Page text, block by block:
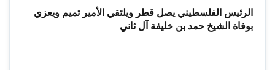
الرئيس الفلسطيني يصل قطر ويلتقي الأمير تميم ويعزي
بوفاة الشيخ حمد بن خليفة آل ثاني